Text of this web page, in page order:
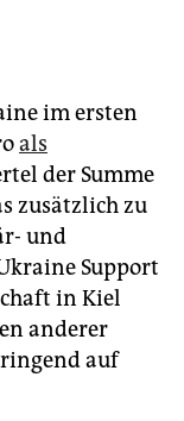
im ersten
als
der Summe
zusätzlich zu
und
Support
in Kiel
anderer
auf